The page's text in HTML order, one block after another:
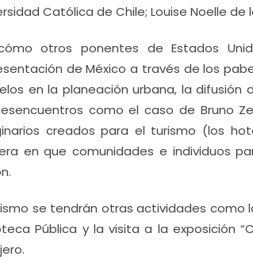
Católica de Chile; Louise Noelle
otros ponentes de Estados
de México a través de los
en la planeación urbana, la
como el caso de Bruno
creados para el turismo (los
en que comunidades e individuos
se tendrán otras actividades como
Pública y la visita a la exposición